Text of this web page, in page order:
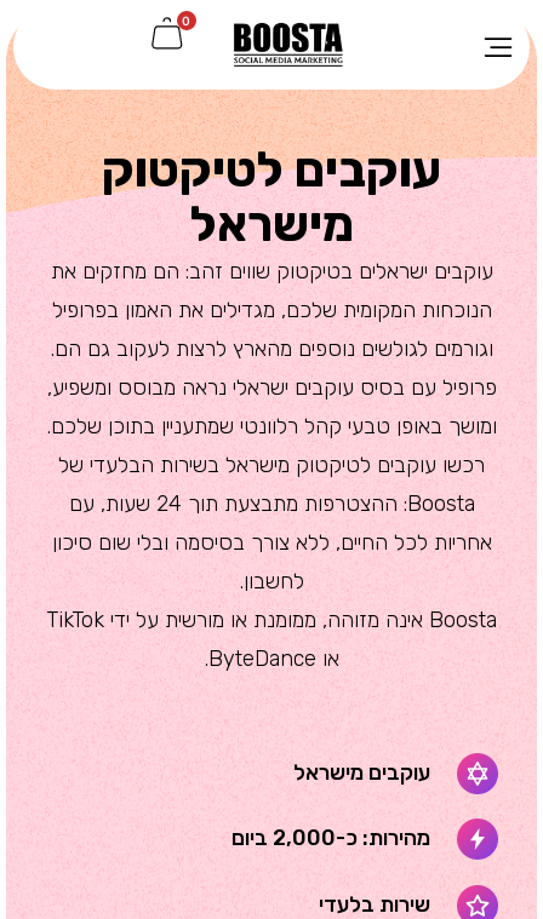
0
עוקבים לטיקטוק
מישראל
עוקבים ישראלים בטיקטוק שווים זהב: הם מחזקים את
הנוכחות המקומית שלכם, מגדילים את האמון בפרופיל
וגורמים לגולשים נוספים מהארץ לרצות לעקוב גם הם.
פרופיל עם בסיס עוקבים ישראלי נראה מבוסס ומשפיע,
ומושך באופן טבעי קהל רלוונטי שמתעניין בתוכן שלכם.
רכשו עוקבים לטיקטוק מישראל בשירות הבלעדי של
Boosta: ההצטרפות מתבצעת תוך 24 שעות, עם
אחריות לכל החיים, ללא צורך בסיסמה ובלי שום סיכון
לחשבון.
Boosta אינה מזוהה, ממומנת או מורשית על ידי TikTok
או ByteDance.
עוקבים מישראל
מהירות: כ-2,000 ביום
שירות בלעדי